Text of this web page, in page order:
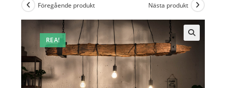
REA!
Föregående produkt Nästa produkt